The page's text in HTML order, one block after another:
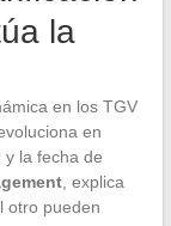
la
en los TGV
en
la fecha de
, explica
otro pueden